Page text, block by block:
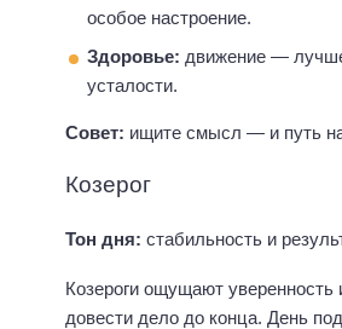
особое настроение.
Здоровье: движение —
усталости.
Совет: ищите смысл — и путь
Козерог
Тон дня: стабильность и
Козероги ощущают уверенность
довести дело до конца. День